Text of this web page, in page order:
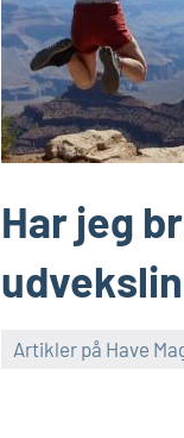
Har jeg
Artikler på Have